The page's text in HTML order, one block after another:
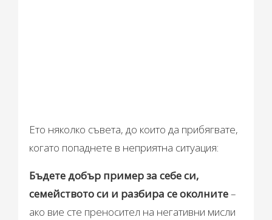
Ето няколко съвета, до които да прибягвате,
когато попаднете в неприятна ситуация:
Бъдете добър пример за себе си,
семейството си и разбира се околните–
ако вие сте преносител на негативни мисли